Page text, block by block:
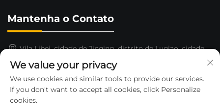
Mantenha o Contato
Vila Libei, cidade de Jinqing, distrito de Luqiao, cidade
15325652000
[email protected]
We value your privacy
We use cookies and similar tools to provide our services.
If you don't want to accept all cookies, click Personalize
cookies.